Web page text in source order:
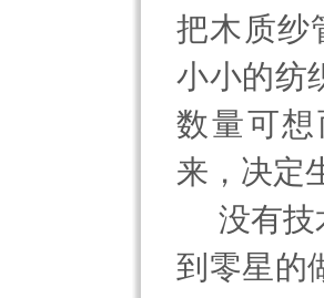
把木质纱
小小的纺
数量可
来，决定
没有技
到零星的